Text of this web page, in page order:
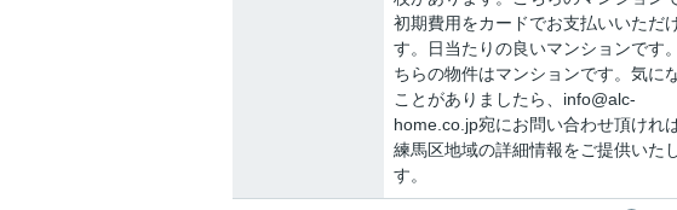
初期費用をカードでお支払いいただ
す。日当たりの良いマンションです
ちらの物件はマンションです。気に
ことがありましたら、info@alc-
home.co.jp宛にお問い合わせ頂けれ
練馬区地域の詳細情報をご提供いた
す。